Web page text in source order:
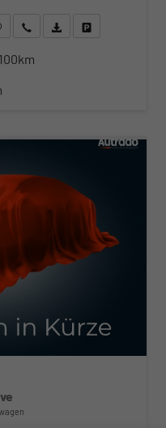
WhatsApp anfragen
Wir rufen Sie anFahrzeugexposé (PDF)